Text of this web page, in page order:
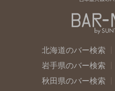
北海道のバー検索
岩手県のバー検索
秋田県のバー検索